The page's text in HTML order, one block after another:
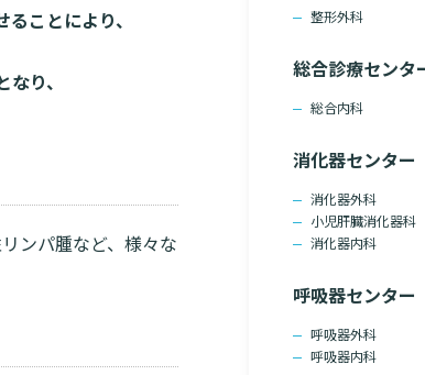
ご相
ことにより、
り、
ンパ腫など、様々な
整形外科
総合診療センタ
総合内科
消化器センター
消化器外科
小児肝臓消化器科
消化器内科
呼吸器センター
呼吸器外科
呼吸器内科